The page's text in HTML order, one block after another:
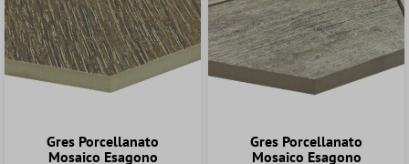
Gres Porcellanato
Mosaico Esagono
Gres Porcellanato
Mosaico Esagono